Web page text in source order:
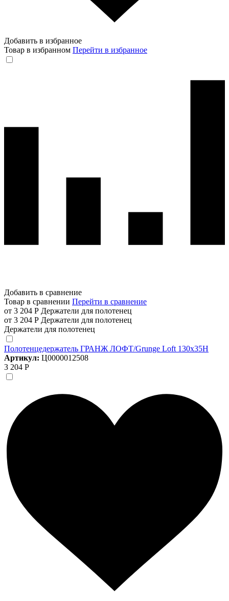
Добавить в избранное
Товар в избранном Перейти в избранное
Добавить в сравнение
Товар в сравнении Перейти в сравнение
от 3 204 Р Держатели для полотенец
от 3 204 Р Держатели для полотенец
Держатели для полотенец
Полотенцедержатель ГРАНЖ ЛОФТ/Grunge Loft 130х35Н
Артикул: Ц0000012508
3 204 Р